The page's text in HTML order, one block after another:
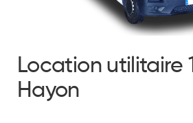
Location utilitaire
Hayon